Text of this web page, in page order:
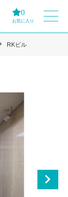
0
お気に入り
RKビル